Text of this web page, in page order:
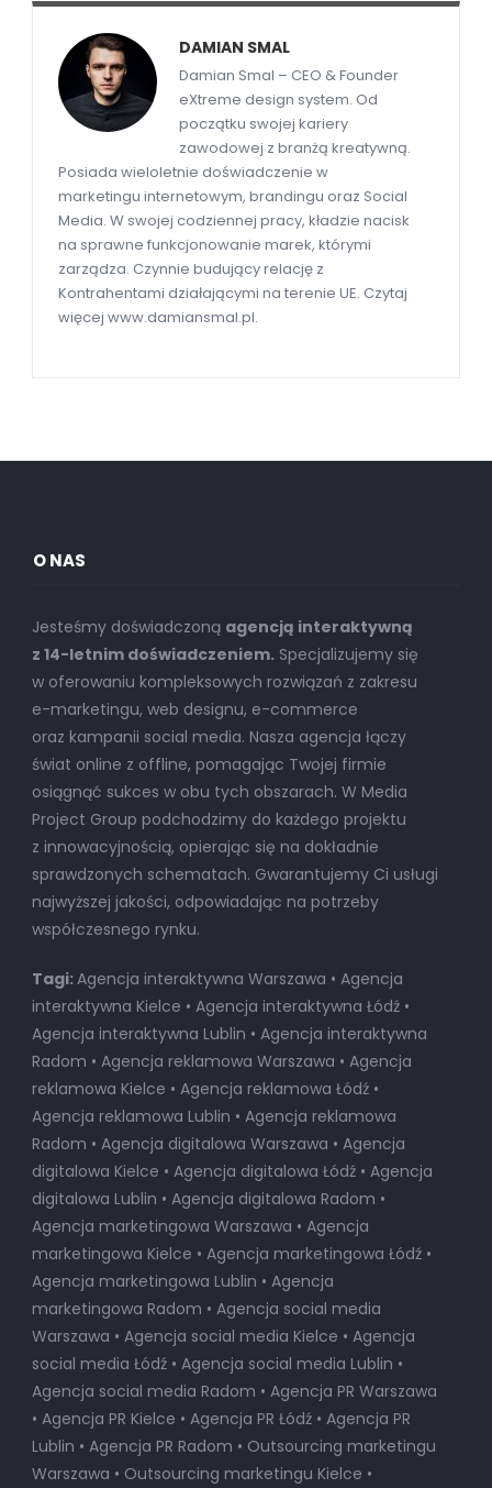
DAMIAN SMAL
Damian Smal – CEO & Founder
eXtreme design system. Od
początku swojej kariery
zawodowej z branżą kreatywną.
Posiada wieloletnie doświadczenie w
marketingu internetowym, brandingu oraz Social
Media. W swojej codziennej pracy, kładzie nacisk
na sprawne funkcjonowanie marek, którymi
zarządza. Czynnie budujący relację z
Kontrahentami działającymi na terenie UE. Czytaj
więcej www.damiansmal.pl.
O NAS
Jesteśmy doświadczoną agencją interaktywną
z 14-letnim doświadczeniem.Specjalizujemy się
w oferowaniu kompleksowych rozwiązań z zakresu
e-marketingu, web designu, e-commerce
oraz kampanii social media. Nasza agencja łączy
świat online z offline, pomagając Twojej firmie
osiągnąć sukces w obu tych obszarach. W Media
Project Group podchodzimy do każdego projektu
z innowacyjnością, opierając się na dokładnie
sprawdzonych schematach. Gwarantujemy Ci usługi
najwyższej jakości, odpowiadając na potrzeby
współczesnego rynku.
Tagi:Agencja interaktywna Warszawa • Agencja
interaktywna Kielce • Agencja interaktywna Łódź •
Agencja interaktywna Lublin • Agencja interaktywna
Radom • Agencja reklamowa Warszawa • Agencja
reklamowa Kielce • Agencja reklamowa Łódź •
Agencja reklamowa Lublin • Agencja reklamowa
Radom • Agencja digitalowa Warszawa • Agencja
digitalowa Kielce • Agencja digitalowa Łódź • Agencja
digitalowa Lublin • Agencja digitalowa Radom •
Agencja marketingowa Warszawa • Agencja
marketingowa Kielce • Agencja marketingowa Łódź •
Agencja marketingowa Lublin • Agencja
marketingowa Radom • Agencja social media
Warszawa • Agencja social media Kielce • Agencja
social media Łódź • Agencja social media Lublin •
Agencja social media Radom • Agencja PR Warszawa
• Agencja PR Kielce • Agencja PR Łódź • Agencja PR
Lublin • Agencja PR Radom • Outsourcing marketingu
Warszawa • Outsourcing marketingu Kielce •